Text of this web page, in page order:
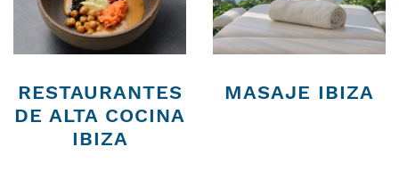
RESTAURANTES
DE ALTA COCINA
IBIZA
MASAJE IBIZA